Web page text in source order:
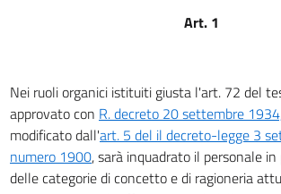
Art. 1
Nei ruoli organici istituiti giusta l'art. 72 del
approvato con R. decreto 20 settembre
modificato dall'art. 5 del il decreto-legge 3
numero 1900, sarà inquadrato il personale
delle categorie di concetto e di ragioneria